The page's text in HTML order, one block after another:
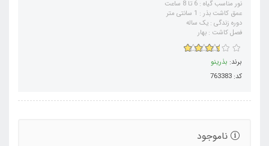
نور مناسب گیاه : 6 تا 8 ساعت
عمق کاشت بذر : 1 سانتی متر
دوره زندگی : یک ساله
فصل کاشت : بهار
برند: بذرینو
کد: 763383
ناموجود